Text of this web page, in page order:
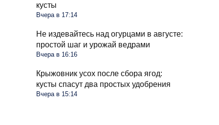
кусты
Вчера в 17:14
Не издевайтесь над огурцами в августе:
простой шаг и урожай ведрами
Вчера в 16:16
Крыжовник усох после сбора ягод:
кусты спасут два простых удобрения
Вчера в 15:14